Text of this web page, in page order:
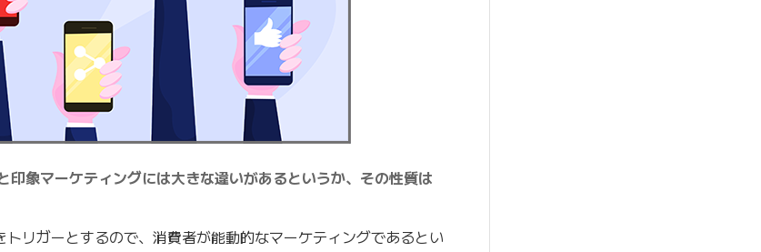
印象マーケティングには大きな違いがあるというか、その性質は
リガーとするので、消費者が能動的なマーケティングであるとい